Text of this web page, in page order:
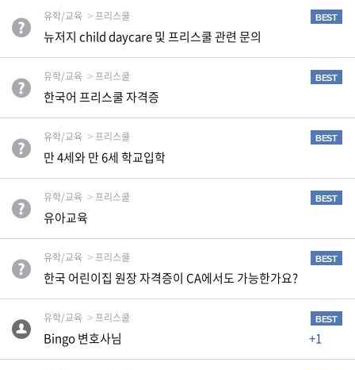
행/
취
상
자
동
차
정
부
혜
서
스
유학/교육 프리스쿨 BEST
뉴저지 child daycare 및 프리스쿨 관련 문의
유학/교육 프리스쿨 BEST
한국어 프리스쿨 자격증
유학/교육 프리스쿨 BEST
만 4세와 만 6세 학교입학
유학/교육 프리스쿨 BEST
유아교육
유학/교육 프리스쿨 BEST
한국 어린이집 원장 자격증이 CA에서도 가능한가요?
유학/교육 프리스쿨 BEST
Bingo 변호사님 +1